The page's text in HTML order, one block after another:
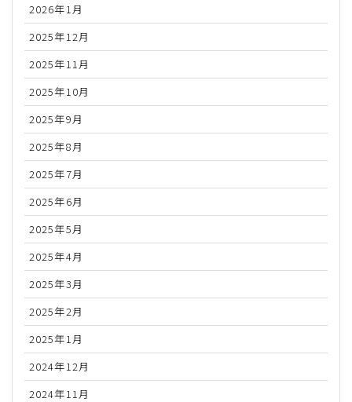
2026年1月
2025年12月
2025年11月
2025年10月
2025年9月
2025年8月
2025年7月
2025年6月
2025年5月
2025年4月
2025年3月
2025年2月
2025年1月
2024年12月
2024年11月